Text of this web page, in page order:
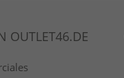
OUTLET46.DE